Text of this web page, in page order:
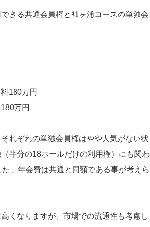
きる共通会員権と袖ヶ浦コースの単独会
180万円
万円
れぞれの単独会員権はやや人気がない状
半分の18ホールだけの利用権）にも関わ
、年会費は共通と同額である事が考えら
くなりますが、市場での流通性も考慮し